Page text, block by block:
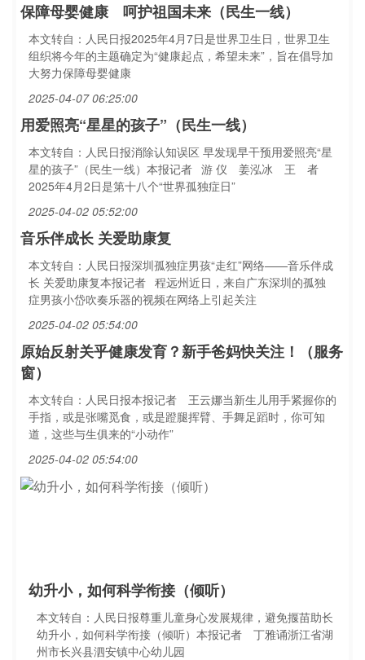
保障母婴健康 呵护祖国未来（民生一线）
本文转自：人民日报2025年4月7日是世界卫生日，世界卫生
组织将今年的主题确定为“健康起点，希望未来”，旨在倡导加
大努力保障母婴健康
2025-04-07 06:25:00
用爱照亮“星星的孩子”（民生一线）
本文转自：人民日报消除认知误区 早发现早干预用爱照亮“星
星的孩子”（民生一线）本报记者 游 仪 姜泓冰 王 者
2025年4月2日是第十八个“世界孤独症日”
2025-04-02 05:52:00
音乐伴成长 关爱助康复
本文转自：人民日报深圳孤独症男孩“走红”网络——音乐伴成
长 关爱助康复本报记者 程远州近日，来自广东深圳的孤独
症男孩小岱吹奏乐器的视频在网络上引起关注
2025-04-02 05:54:00
原始反射关乎健康发育？新手爸妈快关注！（服务
窗）
本文转自：人民日报本报记者 王云娜当新生儿用手紧握你的
手指，或是张嘴觅食，或是蹬腿挥臂、手舞足蹈时，你可知
道，这些与生俱来的“小动作”
2025-04-02 05:54:00
幼升小，如何科学衔接（倾听）
本文转自：人民日报尊重儿童身心发展规律，避免揠苗助长
幼升小，如何科学衔接（倾听）本报记者 丁雅诵浙江省湖
州市长兴县泗安镇中心幼儿园